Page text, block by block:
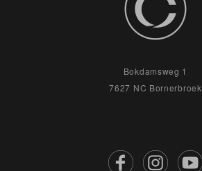
Bokdamsweg 1
7627 NC Bornerbroek